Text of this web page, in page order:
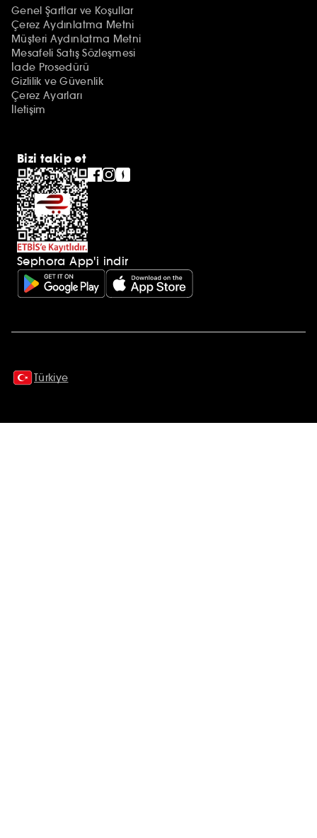
Genel Şartlar ve Koşullar
Çerez Aydınlatma Metni
Müşteri Aydınlatma Metni
Mesafeli Satış Sözleşmesi
İade Prosedürü
Gizlilik ve Güvenlik
Çerez Ayarları
İletişim
Bizi takip et
Sephora App'i indir
Türkiye